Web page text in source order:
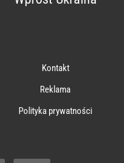
Kontakt
Reklama
Polityka prywatności